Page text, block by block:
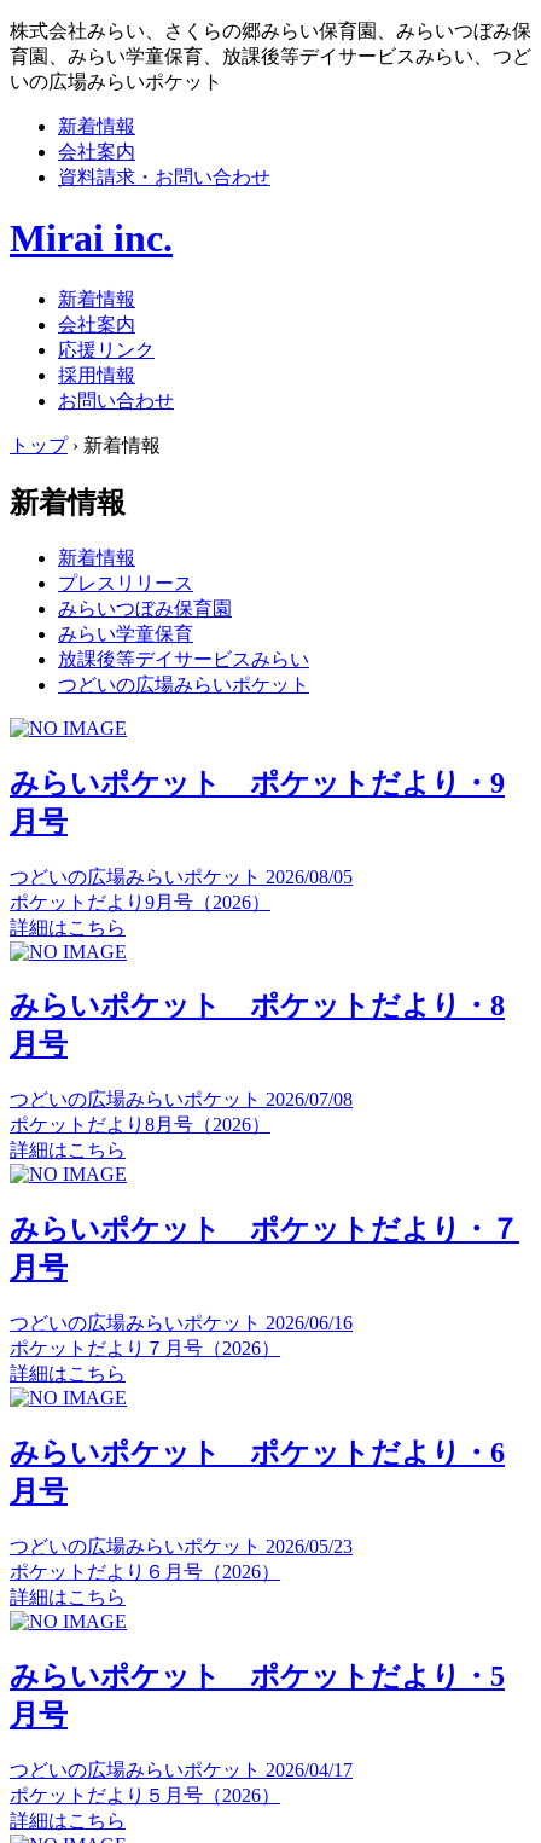
株式会社みらい、さくらの郷みらい保育園、みらいつぼみ保
育園、みらい学童保育、放課後等デイサービスみらい、つど
いの広場みらいポケット
新着情報
会社案内
資料請求・お問い合わせ
Mirai inc.
新着情報
会社案内
応援リンク
採用情報
お問い合わせ
トップ› 新着情報
新着情報
新着情報
プレスリリース
みらいつぼみ保育園
みらい学童保育
放課後等デイサービスみらい
つどいの広場みらいポケット
みらいポケット ポケットだより・9
月号
つどいの広場みらいポケット 2026/08/05
ポケットだより9月号（2026）
詳細はこちら
みらいポケット ポケットだより・8
月号
つどいの広場みらいポケット 2026/07/08
ポケットだより8月号（2026）
詳細はこちら
みらいポケット ポケットだより・７
月号
つどいの広場みらいポケット 2026/06/16
ポケットだより７月号（2026）
詳細はこちら
みらいポケット ポケットだより・6
月号
つどいの広場みらいポケット 2026/05/23
ポケットだより６月号（2026）
詳細はこちら
みらいポケット ポケットだより・5
月号
つどいの広場みらいポケット 2026/04/17
ポケットだより５月号（2026）
詳細はこちら